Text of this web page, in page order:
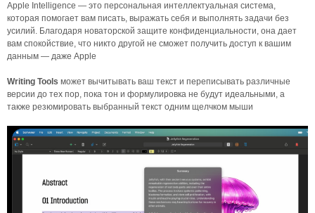
Apple Intelligence — это персональная интеллектуальная система,
которая помогает вам писать, выражать себя и выполнять задачи без
усилий. Благодаря новаторской защите конфиденциальности, она дает
вам спокойствие, что никто другой не сможет получить доступ к вашим
данным — даже Apple
Writing Tools может вычитывать ваш текст и переписывать различные
версии до тех пор, пока тон и формулировка не будут идеальными, а
также резюмировать выбранный текст одним щелчком мыши